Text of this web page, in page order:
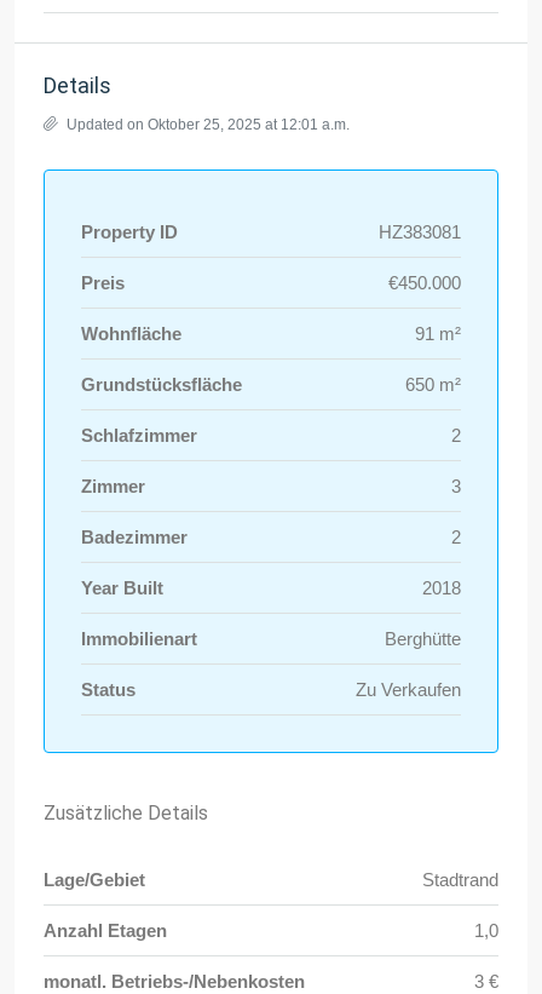
Details
Updated on Oktober 25, 2025 at 12:01 a.m.
Property ID HZ383081
Preis €450.000
Wohnfläche 91 m²
Grundstücksfläche 650 m²
Schlafzimmer 2
Zimmer 3
Badezimmer 2
Year Built 2018
Immobilienart Berghütte
Status Zu Verkaufen
Zusätzliche Details
Lage/Gebiet Stadtrand
Anzahl Etagen 1,0
monatl. Betriebs-/Nebenkosten 3 €